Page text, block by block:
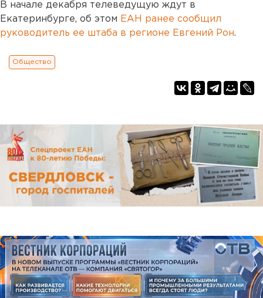
В начале декабря телеведущую ждут в
Екатеринбурге, об этом ЕАН ранее сообщил
руководитель ее штаба в регионе Евгений Рон.
Общество